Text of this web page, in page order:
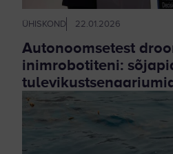
ÜHISKOND 22.01.2026
Autonoomsetest
inimrobotiteni: